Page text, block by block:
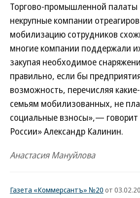
Торгово-промышленной
некрупные компании
мобилизацию сотрудников
многие компании поддержали
закупая необходимое
правильно, если бы
возможность, перечисляя
семьям мобилизованных, не
социальные взносы»,—
России» Александр Калинин.
Анастасия Мануйлова
Газета «Коммерсантъ» №20 от